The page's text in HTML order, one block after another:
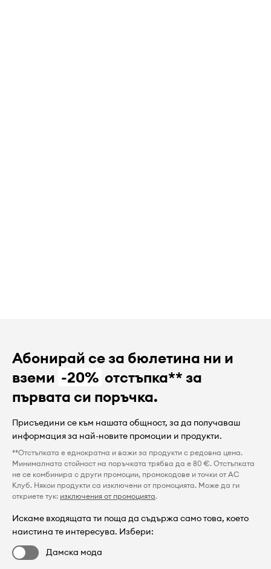
Абонирай се за бюлетина ни и
вземи -20% отстъпка** за
първата си поръчка.
Присъедини се към нашата общност, за да получаваш
информация за най-новите промоции и продукти.
**Отстъпката е еднократна и важи за продукти с редовна цена.
Минималната стойност на поръчката трябва да е 80 €. Отстъпката
не се комбинира с други промоции, промокодове и точки от AC
Клуб. Някои продукти са изключени от промоцията. Може да ги
откриете тук: изключения от промоцията.
Искаме входящата ти поща да съдържа само това, което
наистина те интересува. Избери:
Дамска мода